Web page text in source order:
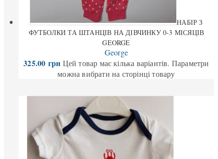
НАБІР З
ФУТБОЛКИ ТА ШТАНЦІВ НА ДІВЧИНКУ 0-3 МІСЯЦІВ
GEORGE
George
325.00 грн Цей товар має кілька варіантів. Параметри
можна вибрати на сторінці товару